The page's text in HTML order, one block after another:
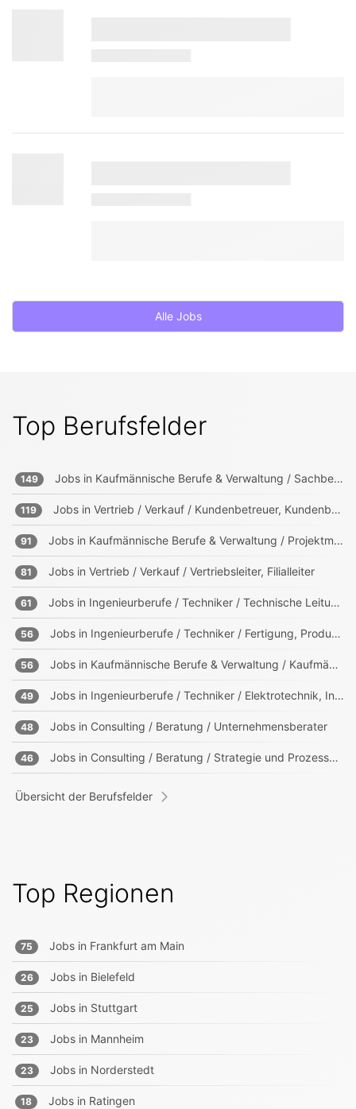
Alle Jobs
Top Berufsfelder
149 Jobs in Kaufmännische Berufe & Verwaltung / Sachbearbeitung und Verwaltung
119 Jobs in Vertrieb / Verkauf / Kundenbetreuer, Kundenberater
91 Jobs in Kaufmännische Berufe & Verwaltung / Projektmanagement, Projektleitung
81 Jobs in Vertrieb / Verkauf / Vertriebsleiter, Filialleiter
61 Jobs in Ingenieurberufe / Techniker / Technische Leitung, Projektleitung
56 Jobs in Ingenieurberufe / Techniker / Fertigung, Produktion
56 Jobs in Kaufmännische Berufe & Verwaltung / Kaufmännischer Leiter
49 Jobs in Ingenieurberufe / Techniker / Elektrotechnik, Informationstechnik, Mechatronik
48 Jobs in Consulting / Beratung / Unternehmensberater
46 Jobs in Consulting / Beratung / Strategie und Prozessberater
Übersicht der Berufsfelder
Top Regionen
75 Jobs in Frankfurt am Main
26 Jobs in Bielefeld
25 Jobs in Stuttgart
23 Jobs in Mannheim
23 Jobs in Norderstedt
18 Jobs in Ratingen